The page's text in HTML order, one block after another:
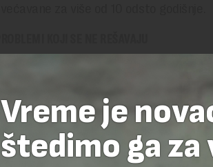
Međutim, i pored primetnog napretka,
JOŠ UVEK NEMATE
Vreme je
štedimo ga za